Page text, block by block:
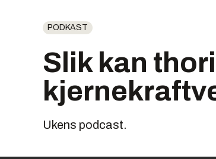
PODKAST
Slik kan
Ukens podcast.